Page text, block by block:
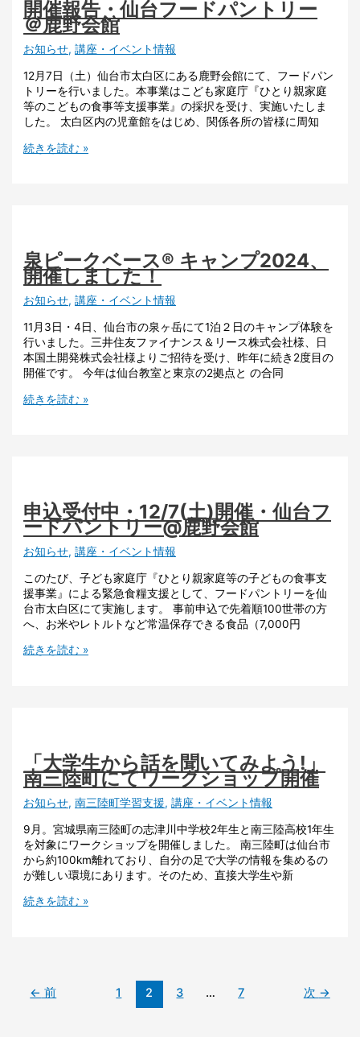
開催報告・仙台フードパントリー
＠鹿野会館
お知らせ,講座・イベント情報
12月7日（土）仙台市太白区にある鹿野会館にて、フードパン
トリーを行いました。本事業はこども家庭庁『ひとり親家庭
等のこどもの食事等支援事業』の採択を受け、実施いたしま
した。 太白区内の児童館をはじめ、関係各所の皆様に周知
続きを読む »
泉ピークベース® キャンプ2024、
開催しました！
お知らせ,講座・イベント情報
11月3日・4日、仙台市の泉ヶ岳にて1泊２日のキャンプ体験を
行いました。三井住友ファイナンス＆リース株式会社様、日
本国土開発株式会社様よりご招待を受け、昨年に続き2度目の
開催です。 今年は仙台教室と東京の2拠点と の合同
続きを読む »
申込受付中・12/7(土)開催・仙台フ
ードパントリー@鹿野会館
お知らせ,講座・イベント情報
このたび、子ども家庭庁『ひとり親家庭等の子どもの食事支
援事業』による緊急食糧支援として、フードパントリーを仙
台市太白区にて実施します。 事前申込で先着順100世帯の方
へ、お米やレトルトなど常温保存できる食品（7,000円
続きを読む »
「大学生から話を聞いてみよう!」
南三陸町にてワークショップ開催
お知らせ,南三陸町学習支援,講座・イベント情報
9月。宮城県南三陸町の志津川中学校2年生と南三陸高校1年生
を対象にワークショップを開催しました。 南三陸町は仙台市
から約100km離れており、自分の足で大学の情報を集めるの
が難しい環境にあります。そのため、直接大学生や新
続きを読む »
← 前 1 2 3 … 7 次 →